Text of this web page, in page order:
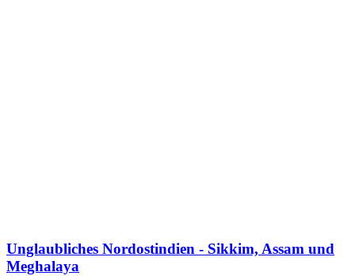
Unglaubliches Nordostindien - Sikkim, Assam und
Meghalaya